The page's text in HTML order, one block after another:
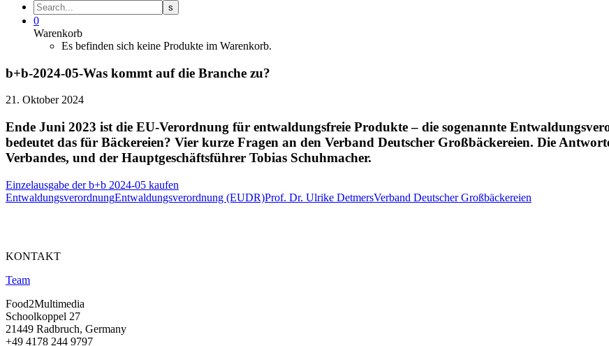
0
Warenkorb
Es befinden sich keine Produkte im Warenkorb.
b+b-2024-05-Was kommt auf die Branche zu?
21. Oktober 2024
Ende Juni 2023 ist die EU-Verordnung für entwaldungsfreie Produkte – die sogenannte
bedeutet das für Bäckereien? Vier kurze Fragen an den Verband Deutscher Großbäckereien. Die
Verbandes, und der Hauptgeschäftsführer Tobias Schuhmacher.
Einzelausgabe der b+b 2024-05 kaufen
EntwaldungsverordnungEntwaldungsverordnung (EUDR)Prof. Dr. Ulrike DetmersVerband Deutscher Großbäckereien
KONTAKT
Team
Food2Multimedia
Schoolkoppel 27
21449 Radbruch, Germany
+49 4178 244 9797